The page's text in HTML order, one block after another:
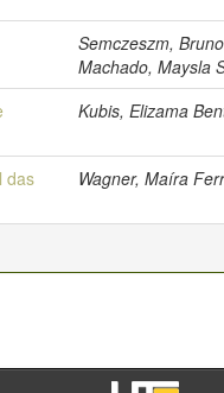
Semczeszm,
Machado, Maysla
Kubis, Elizama
das
Wagner, Maíra
- Brasil